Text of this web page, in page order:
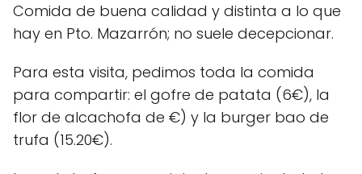
Comida de buena calidad y distinta a lo que
hay en Pto. Mazarrón; no suele decepcionar.
Para esta visita, pedimos toda la comida
para compartir: el gofre de patata (6€), la
flor de alcachofa de €) y la burger bao de
trufa (15.20€).